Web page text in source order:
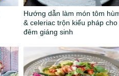
Hướng dẫn làm món tôm
& celeriac trộn kiểu pháp cho
đêm giáng sinh